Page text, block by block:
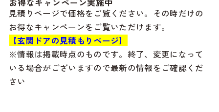
お得なキャンペーン実施中
見積りページで価格をご覧ください。その時だけの
お得なキャンペーンをご覧いただけます。
【玄関ドアの見積もりページ】
※情報は掲載時点のものです。終了、変更になって
いる場合がございますので最新の情報をご確認くだ
さい